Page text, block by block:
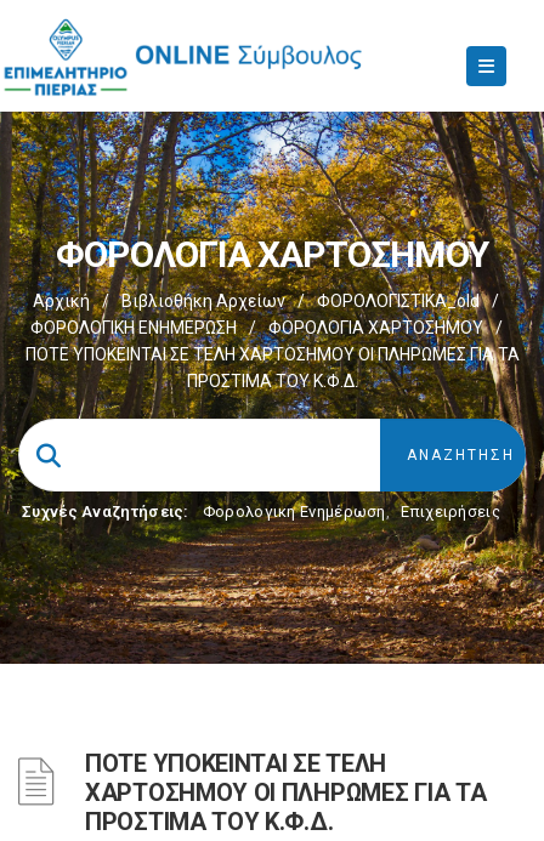
ΦΟΡΟΛΟΓΙΑ ΧΑΡΤΟΣΗΜΟΥ
Αρχική / Βιβλιοθήκη Αρχείων / ΦΟΡΟΛΟΓΙΣΤΙΚΑ_old
/
ΦΟΡΟΛΟΓΙΚΗ ΕΝΗΜΕΡΩΣΗ
/ ΦΟΡΟΛΟΓΙΑ ΧΑΡΤΟΣΗΜΟΥ
/
ΠΟΤΕ ΥΠΟΚΕΙΝΤΑΙ ΣΕ ΤΕΛΗ ΧΑΡΤΟΣΗΜΟΥ ΟΙ ΠΛΗΡΩΜΕΣ ΓΙΑ ΤΑ
ΠΡΟΣΤΙΜΑ ΤΟΥ Κ.Φ.Δ.
Συχνές Αναζητήσεις: Φορολογικη Ενημέρωση, Επιχειρήσεις
ΠΟΤΕ ΥΠΟΚΕΙΝΤΑΙ ΣΕ ΤΕΛΗ
ΧΑΡΤΟΣΗΜΟΥ ΟΙ ΠΛΗΡΩΜΕΣ ΓΙΑ ΤΑ
ΠΡΟΣΤΙΜΑ ΤΟΥ Κ.Φ.Δ.